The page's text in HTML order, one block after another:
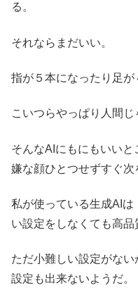
る。
それならまだいい。
指が５本になったり足が
こいつらやっぱり人間じ
そんなAIにもにもいい
嫌な顔ひとつせずすぐ次
私が使っている生成AI
い設定をしなくても高品
ただ小難しい設定がな
設定も出来ないようだ。